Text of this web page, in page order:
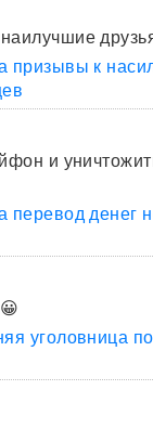
призывы к
и
перевод денег
уголовница